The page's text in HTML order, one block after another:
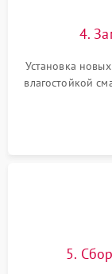
4.
Установка
влагостойкой
или
5.